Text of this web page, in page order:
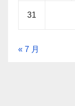
31
« 7 月